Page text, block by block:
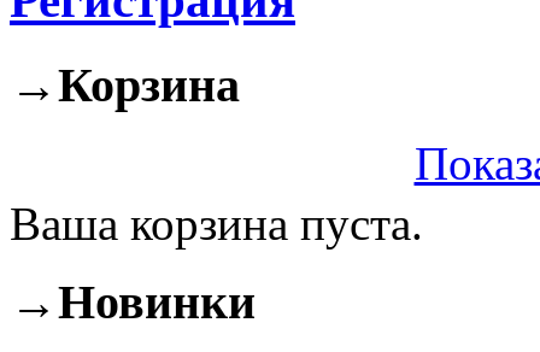
→Корзина
Ваша корзина пуста.
→Новинки